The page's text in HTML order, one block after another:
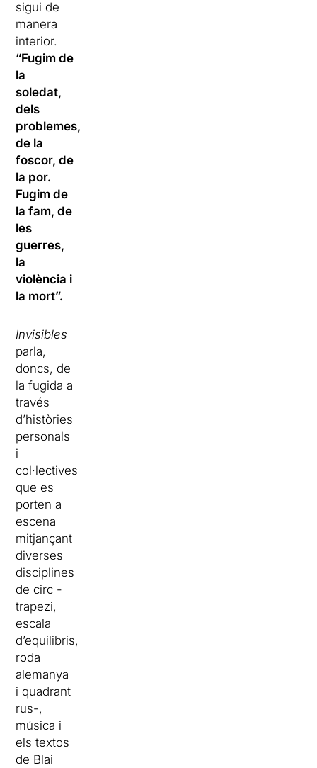
sigui de
manera
interior.
“Fugim de
la
soledat,
dels
problemes,
de la
foscor, de
la por.
Fugim de
la fam, de
les
guerres,
la
violència i
la mort”.
Invisibles
parla,
doncs, de
la fugida a
través
d’històries
personals
i
col·lectives
que es
porten a
escena
mitjançant
diverses
disciplines
de circ -
trapezi,
escala
d’equilibris,
roda
alemanya
i quadrant
rus-,
música i
els textos
de Blai